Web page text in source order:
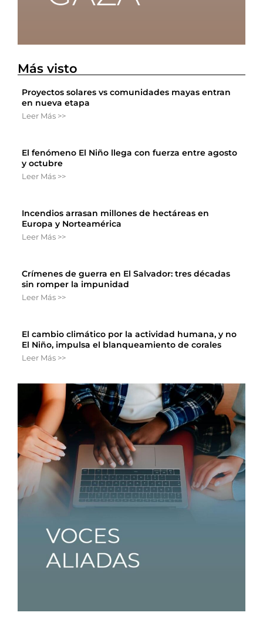
Más visto
Proyectos solares vs comunidades mayas entran
en nueva etapa
Leer Más >>
El fenómeno El Niño llega con fuerza entre agosto
y octubre
Leer Más >>
Incendios arrasan millones de hectáreas en
Europa y Norteamérica
Leer Más >>
Crímenes de guerra en El Salvador: tres décadas
sin romper la impunidad
Leer Más >>
El cambio climático por la actividad humana, y no
El Niño, impulsa el blanqueamiento de corales
Leer Más >>